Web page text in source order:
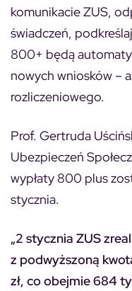
komunikacie ZUS,
świadczeń,
800+ będą
nowych wniosków –
rozliczeniowego.
Prof. Gertruda
Ubezpieczeń
wypłaty 800 plus
stycznia.
„2 stycznia ZUS
z podwyższoną
zł, co obejmie 684